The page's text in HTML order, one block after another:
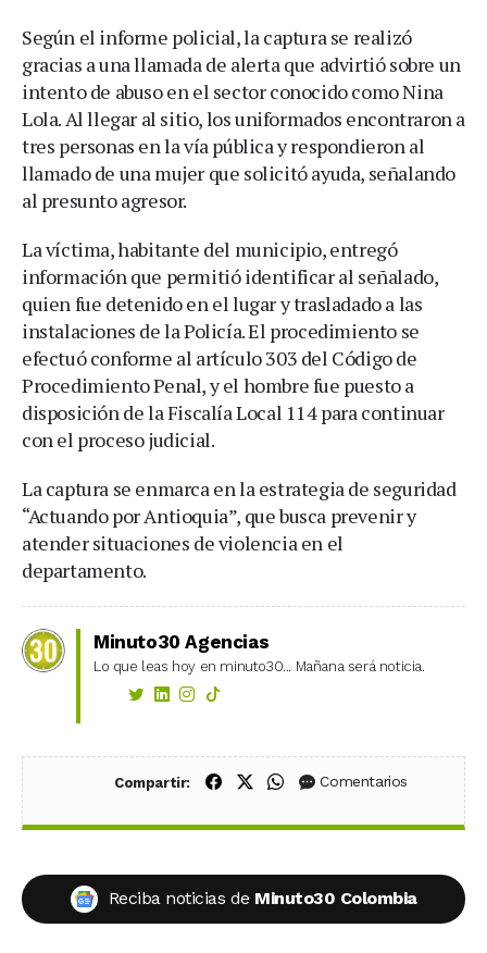
Según el informe policial, la captura se realizó
gracias a una llamada de alerta que advirtió sobre un
intento de abuso en el sector conocido como Nina
Lola. Al llegar al sitio, los uniformados encontraron a
tres personas en la vía pública y respondieron al
llamado de una mujer que solicitó ayuda, señalando
al presunto agresor.
La víctima, habitante del municipio, entregó
información que permitió identificar al señalado,
quien fue detenido en el lugar y trasladado a las
instalaciones de la Policía. El procedimiento se
efectuó conforme al artículo 303 del Código de
Procedimiento Penal, y el hombre fue puesto a
disposición de la Fiscalía Local 114 para continuar
con el proceso judicial.
La captura se enmarca en la estrategia de seguridad
“Actuando por Antioquia”, que busca prevenir y
atender situaciones de violencia en el
departamento.
Minuto30 Agencias
Lo que leas hoy en minuto30... Mañana será noticia.
Compartir: Compartir en Facebook
Compartir en X (Twitter)
Compartir en WhatsApp
Comentarios
Reciba noticias de Minuto30 Colombia